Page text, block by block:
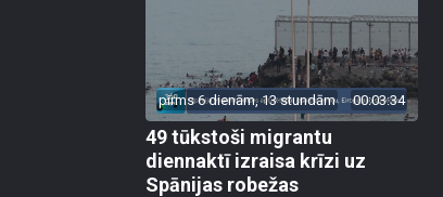
pirms 6 dienām, 13 stundām 00:03:34
49 tūkstoši migrantu
diennaktī izraisa krīzi uz
Spānijas robežas